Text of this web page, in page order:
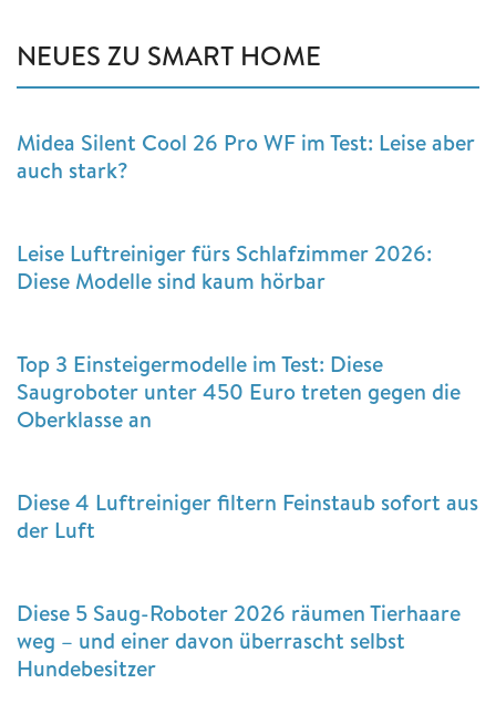
NEUES ZU SMART HOME
Midea Silent Cool 26 Pro WF im Test: Leise aber
auch stark?
Leise Luftreiniger fürs Schlafzimmer 2026:
Diese Modelle sind kaum hörbar
Top 3 Einsteigermodelle im Test: Diese
Saugroboter unter 450 Euro treten gegen die
Oberklasse an
Diese 4 Luftreiniger filtern Feinstaub sofort aus
der Luft
Diese 5 Saug-Roboter 2026 räumen Tierhaare
weg – und einer davon überrascht selbst
Hundebesitzer